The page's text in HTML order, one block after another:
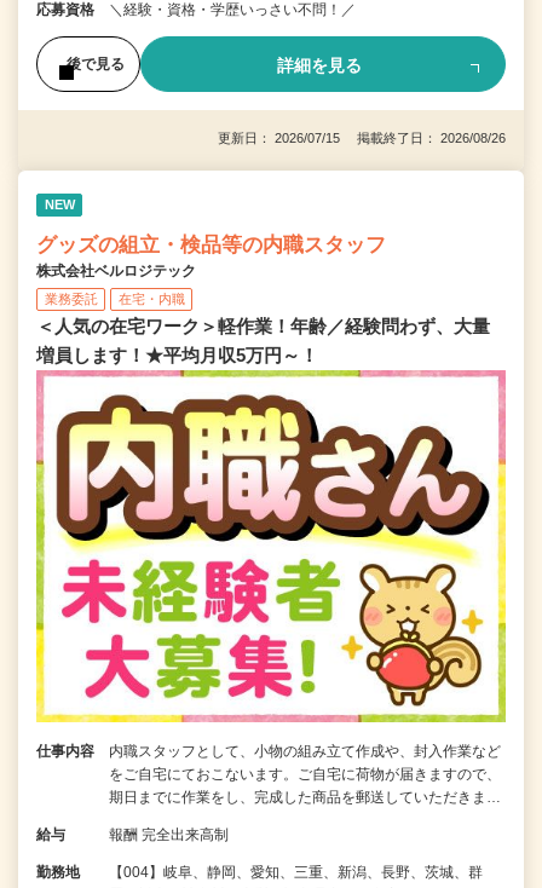
応募資格 ＼経験・資格・学歴いっさい不問！／
後で見る 詳細を見る
更新日： 2026/07/15 掲載終了日： 2026/08/26
NEW
グッズの組立・検品等の内職スタッフ
株式会社ベルロジテック
業務委託 在宅・内職
＜人気の在宅ワーク＞軽作業！年齢／経験問わず、大量
増員します！★平均月収5万円～！
仕事内容
内職スタッフとして、小物の組み立て作成や、封入作業など
をご自宅にておこないます。ご自宅に荷物が届きますので、
期日までに作業をし、完成した商品を郵送していただきま…
給与 報酬 完全出来高制
勤務地
【004】岐阜、静岡、愛知、三重、新潟、長野、茨城、群